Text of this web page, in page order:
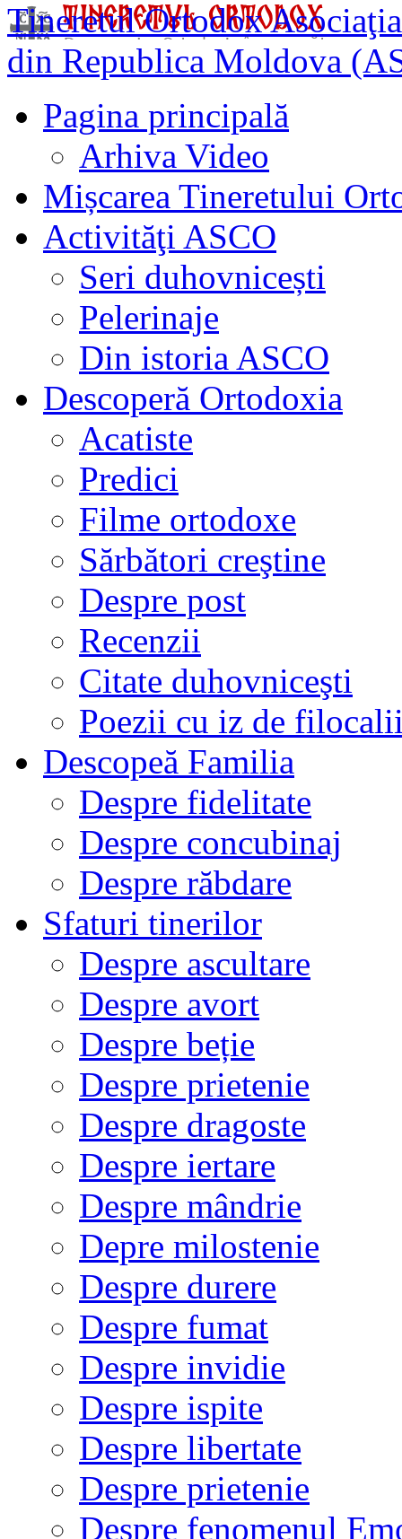
Tineretul Ortodox
din Republica Moldova
Pagina principală
Arhiva Video
Mișcarea Tineretului
Activităţi ASCO
Seri duhovnicești
Pelerinaje
Din istoria ASCO
Descoperă Ortodoxia
Acatiste
Predici
Filme ortodoxe
Sărbători creştine
Despre post
Recenzii
Citate duhovniceşti
Poezii cu iz de
Descopeă Familia
Despre fidelitate
Despre concubinaj
Despre răbdare
Sfaturi tinerilor
Despre ascultare
Despre avort
Despre beție
Despre prietenie
Despre dragoste
Despre iertare
Despre mândrie
Depre milostenie
Despre durere
Despre fumat
Despre invidie
Despre ispite
Despre libertate
Despre prietenie
Despre fenomenul